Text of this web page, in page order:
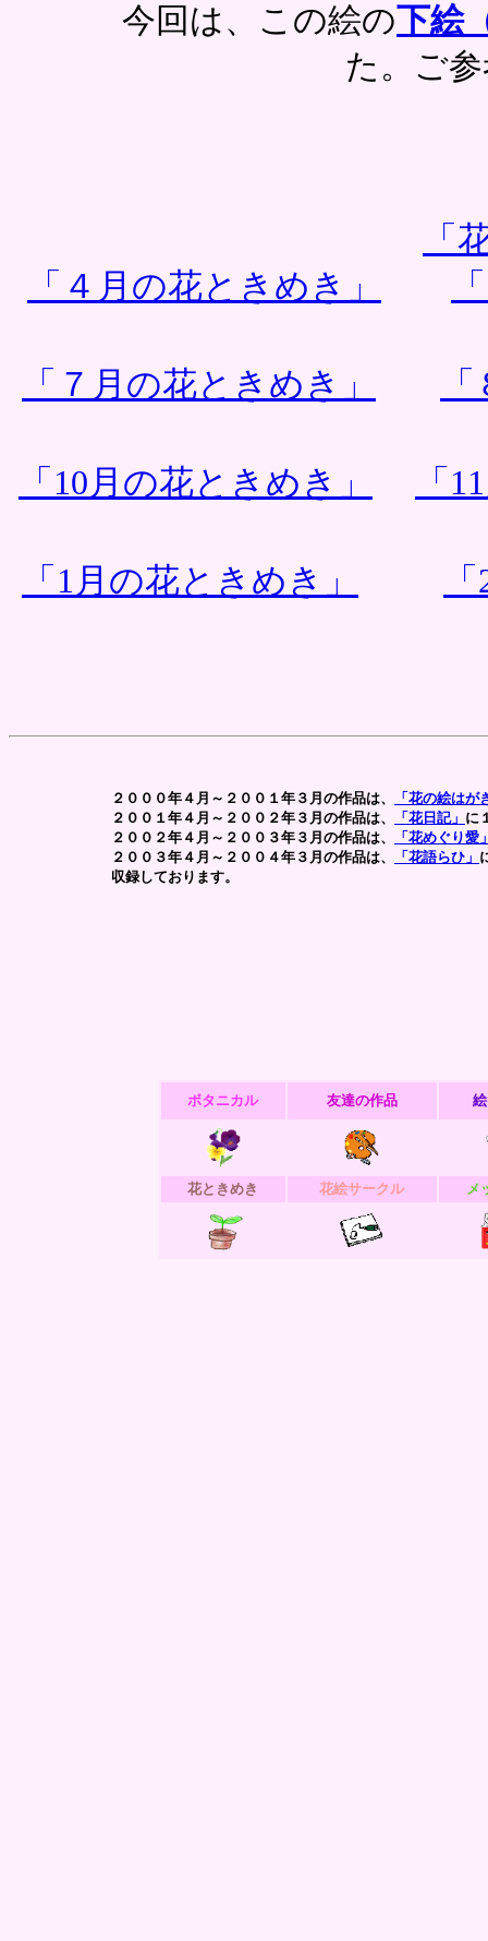
今回は、この絵の下絵
た。ご
「
「４月の花ときめき」
「７月の花ときめき」
「10月の花ときめき」 「
「1月の花ときめき」
２０００年４月～２００１年３月の作品は、
「花の絵はが
２００１年４月～２００２年３月の作品は、
「花日記」 に
２００２年４月～２００３年３月の作品は、
「花めぐり愛
２００３年４月～２００４年３月の作品は、
「花語らひ」
収録しております。
ボタニカル 友達の作品
花ときめき 花絵サークル メ